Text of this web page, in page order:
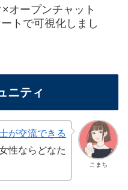
オープンチャット
トで可視化しまし
ニティ
こまち
が交流できる
性ならどなた